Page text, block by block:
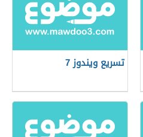
تسريع ويندوز 7